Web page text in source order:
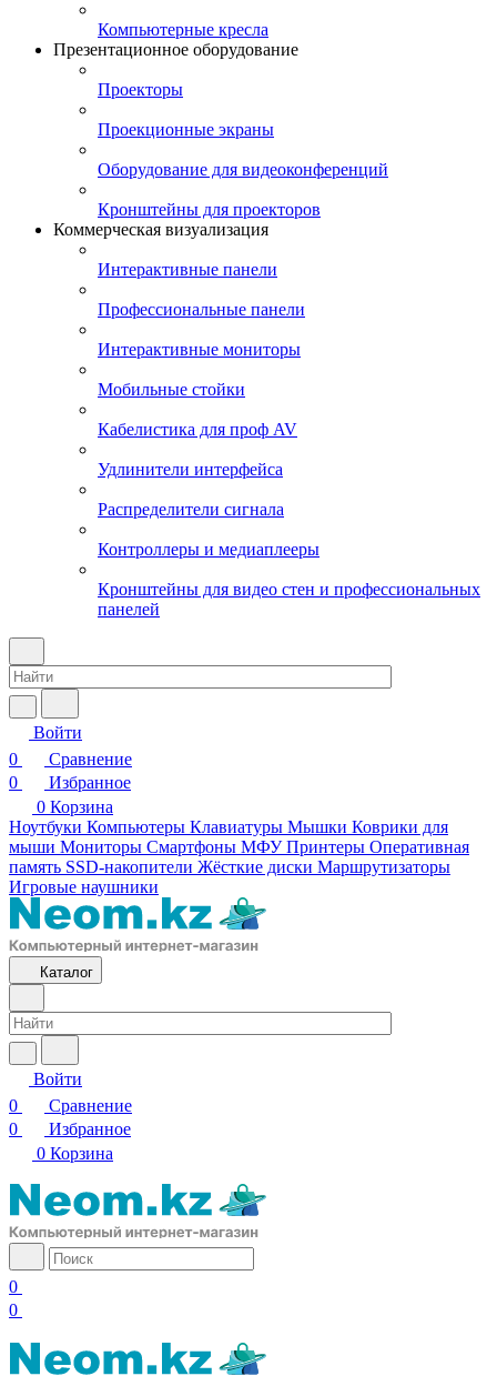
Компьютерные кресла
Презентационное оборудование
Проекторы
Проекционные экраны
Оборудование для видеоконференций
Кронштейны для проекторов
Коммерческая визуализация
Интерактивные панели
Профессиональные панели
Интерактивные мониторы
Мобильные стойки
Кабелистика для проф AV
Удлинители интерфейса
Распределители сигнала
Контроллеры и медиаплееры
Кронштейны для видео стен и профессиональных
панелей
Войти
0
Сравнение
0
Избранное
0 Корзина
Ноутбуки Компьютеры Клавиатуры Мышки Коврики для
мыши Мониторы Смартфоны МФУ Принтеры Оперативная
память SSD-накопители Жёсткие диски Маршрутизаторы
Игровые наушники
Каталог
Войти
0
Сравнение
0
Избранное
0 Корзина
0
0